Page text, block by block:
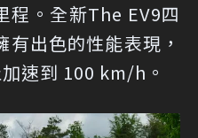
程。全新The EV9四
出色的性能表現，
速到 100 km/h。